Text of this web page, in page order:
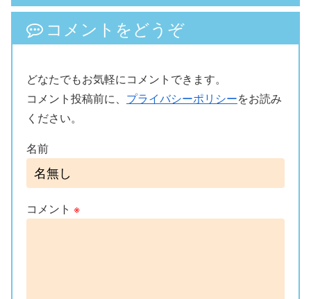
コメントをどうぞ
どなたでもお気軽にコメントできます。
コメント投稿前に、 プライバシーポリシーをお読み
ください。
名前
コメント ※